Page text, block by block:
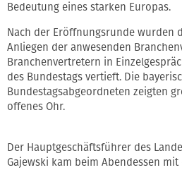
Bedeutung eines starken Europas.
Nach der Eröffnungsrunde wurden
Anliegen der anwesenden
Branchenvertretern in
des Bundestags vertieft. Die
Bundestagsabgeordneten zeigten
offenes Ohr.
Der Hauptgeschäftsführer des
Gajewski kam beim Abendessen